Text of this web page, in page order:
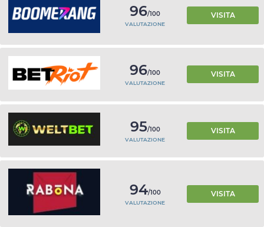
96/100
VALUTAZIONE
VISITA
96/100
VALUTAZIONE
VISITA
95/100
VALUTAZIONE
VISITA
94/100
VALUTAZIONE
VISITA